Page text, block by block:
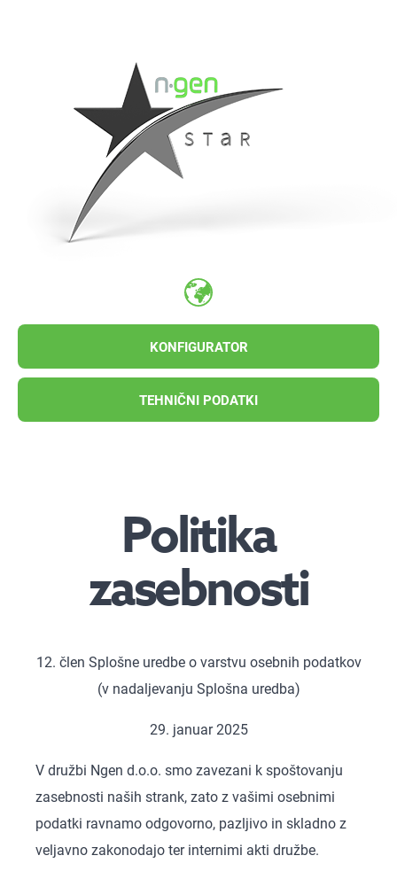
TEHNIČNI PODATKI
KONFIGURATOR
Politika
zasebnosti
12. člen Splošne uredbe o varstvu osebnih podatkov
(v nadaljevanju Splošna uredba)
29. januar 2025
V družbi Ngen d.o.o. smo zavezani k spoštovanju
zasebnosti naših strank, zato z vašimi osebnimi
podatki ravnamo odgovorno, pazljivo in skladno z
veljavno zakonodajo ter internimi akti družbe.